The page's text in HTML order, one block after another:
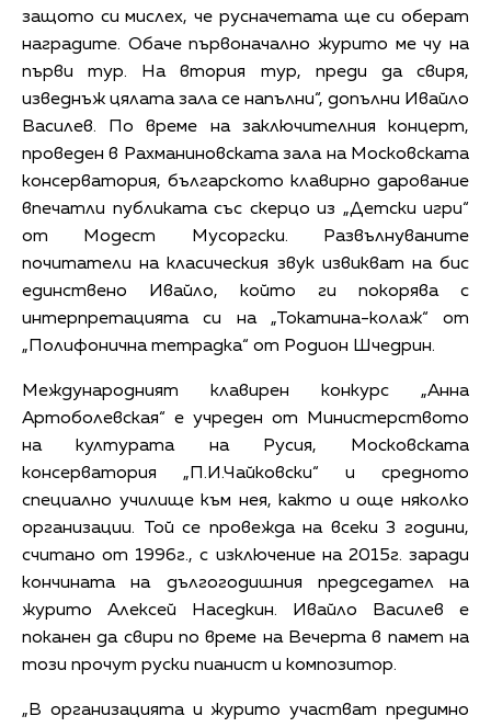
защото си мислех, че русначетата ще си оберат
наградите. Обаче първоначално журито ме чу на
първи тур. На втория тур, преди да свиря,
изведнъж цялата зала се напълни“, допълни Ивайло
Василев. По време на заключителния концерт,
проведен в Рахманиновската зала на Московската
консерватория, българското клавирно дарование
впечатли публиката със скерцо из „Детски игри“
от Модест Мусоргски. Развълнуваните
почитатели на класическия звук извикват на бис
единствено Ивайло, който ги покорява с
интерпретацията си на „Токатина-колаж“ от
„Полифонична тетрадка“ от Родион Шчедрин.
Международният клавирен конкурс „Анна
Артоболевская“ е учреден от Министерството
на културата на Русия, Московската
консерватория „П.И.Чайковски“ и средното
специално училище към нея, както и още няколко
организации. Той се провежда на всеки 3 години,
считано от 1996г., с изключение на 2015г. заради
кончината на дългогодишния председател на
журито Алексей Наседкин. Ивайло Василев е
поканен да свири по време на Вечерта в памет на
този прочут руски пианист и композитор.
„В организацията и журито участват предимно